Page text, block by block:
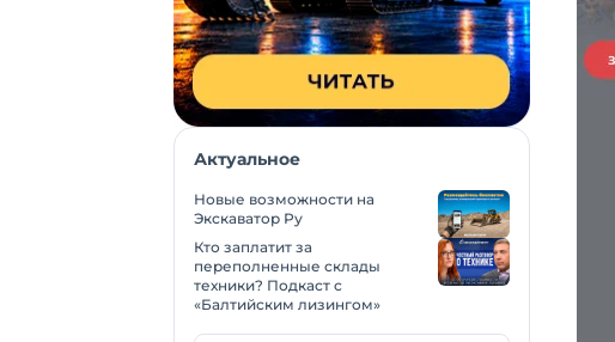
Актуальное
Новые возможности на
Экскаватор Ру
Кто заплатит за
переполненные склады
техники? Подкаст с
«Балтийским лизингом»